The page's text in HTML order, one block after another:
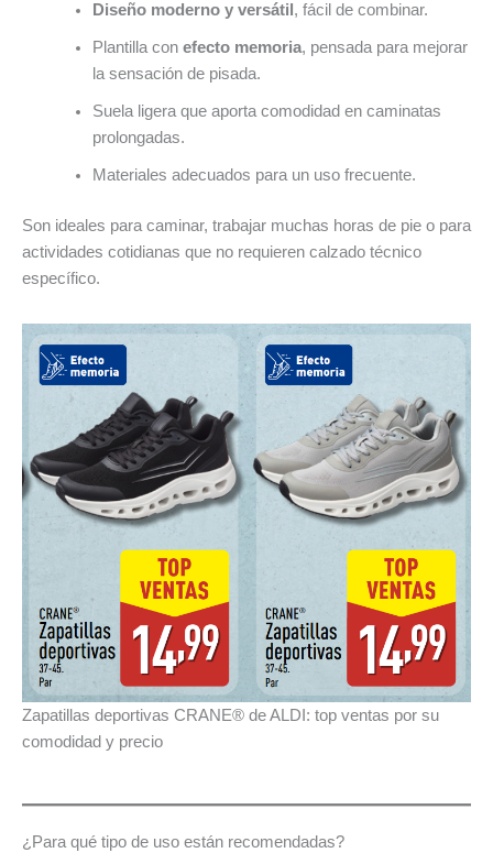
Diseño moderno y versátil , fácil de combinar.
Plantilla con efecto memoria, pensada para mejorar
la sensación de pisada.
Suela ligera que aporta comodidad en caminatas
prolongadas.
Materiales adecuados para un uso frecuente.
Son ideales para caminar, trabajar muchas horas de pie o para
actividades cotidianas que no requieren calzado técnico
específico.
Zapatillas deportivas CRANE® de ALDI: top ventas por su
comodidad y precio
¿Para qué tipo de uso están recomendadas?